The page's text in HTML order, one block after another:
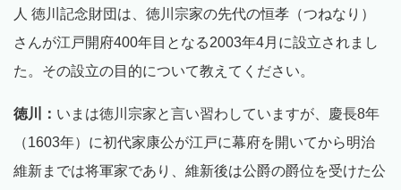
人 徳川記念財団は、徳川宗家の先代の恒孝（つねなり）
さんが江戸開府400年目となる2003年4月に設立されまし
た。その設立の目的について教えてください。
徳川： いまは徳川宗家と言い習わしていますが、慶長8年
（1603年）に初代家康公が江戸に幕府を開いてから明治
維新までは将軍家であり、維新後は公爵の爵位を受けた公